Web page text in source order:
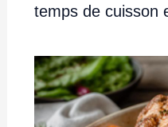
temps de cuisson